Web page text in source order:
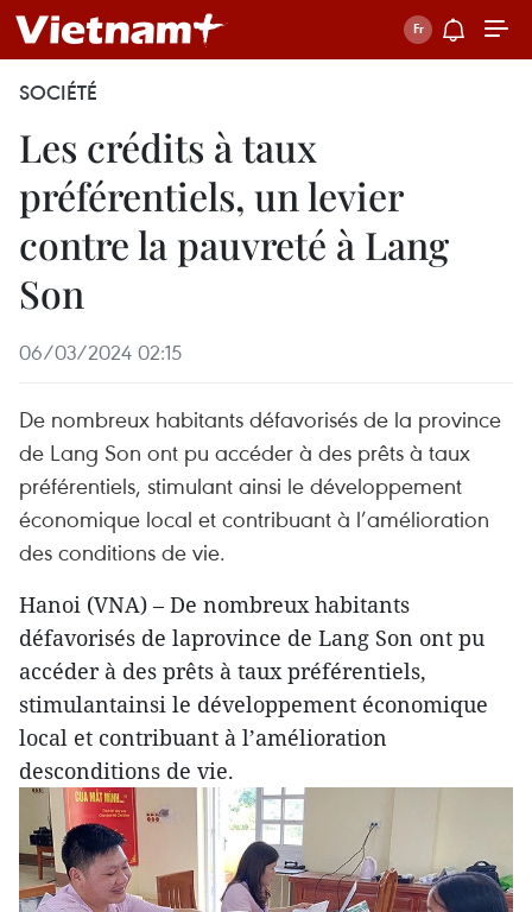
SOCIÉTÉ
Les crédits à taux
préférentiels, un levier
contre la pauvreté à Lang
Son
06/03/2024 02:15
De nombreux habitants défavorisés de la province
de Lang Son ont pu accéder à des prêts à taux
préférentiels, stimulant ainsi le développement
économique local et contribuant à l’amélioration
des conditions de vie.
Hanoi (VNA) – De nombreux habitants
défavorisés de laprovince de Lang Son ont pu
accéder à des prêts à taux préférentiels,
stimulantainsi le développement économique
local et contribuant à l’amélioration
desconditions de vie.